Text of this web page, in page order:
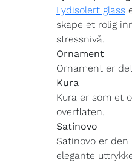
Lydisolert glass
skape et rolig
stressnivå.
Ornament
Ornament er
Kura
Kura er som et
overflaten.
Satinovo
Satinovo er den
elegante